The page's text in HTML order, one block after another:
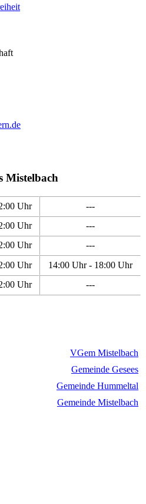
Mistelbach
Uhr
---
Uhr
---
Uhr
---
Uhr
14:00 Uhr - 18:00 Uhr
Uhr
---
VGem Mistelbach
Gemeinde Gesees
Gemeinde Hummeltal
Gemeinde Mistelbach